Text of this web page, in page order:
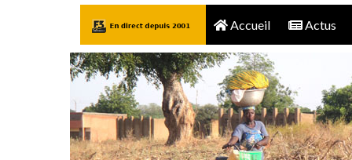
Accueil Actus